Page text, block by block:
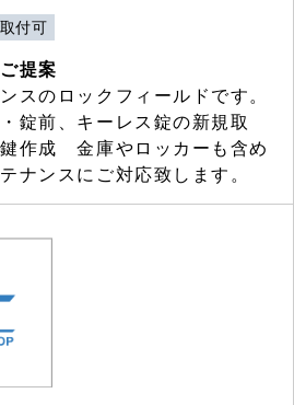
付可
提案
スのロックフィールドです。
錠前、キーレス錠の新規取
作成 金庫やロッカーも含め
ナンスにご対応致します。